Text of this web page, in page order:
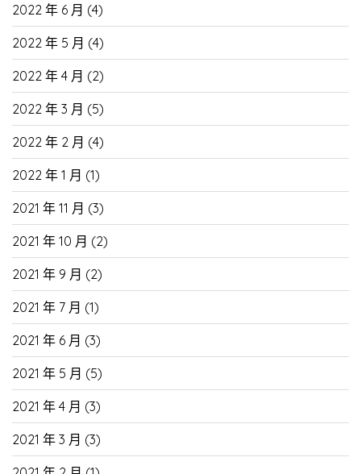
2022 年 6 月 (4)
2022 年 5 月 (4)
2022 年 4 月 (2)
2022 年 3 月 (5)
2022 年 2 月 (4)
2022 年 1 月 (1)
2021 年 11 月 (3)
2021 年 10 月 (2)
2021 年 9 月 (2)
2021 年 7 月 (1)
2021 年 6 月 (3)
2021 年 5 月 (5)
2021 年 4 月 (3)
2021 年 3 月 (3)